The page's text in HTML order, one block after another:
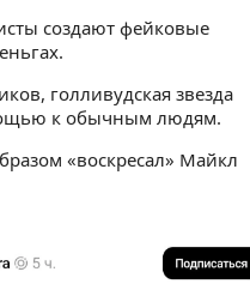
создают фейковые
голливудская звезда
к обычным людям.
«воскресал» Майкл